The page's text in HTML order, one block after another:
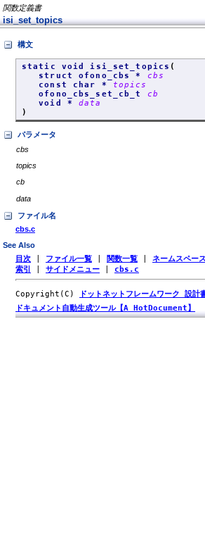
関数定義書
isi_set_topics
構文
static void isi_set_topics (
struct ofono_cbs * cbs
const char * topics
ofono_cbs_set_cb_t cb
void *data
)
パラメータ
cbs
topics
cb
data
ファイル名
cbs.c
See Also
目次 ファイル一覧 関数一覧 ネームスペー
索引
サイドメニュー cbs.c
Copyright(C) ドットネットフレームワーク 設計
ドキュメント自動生成ツール【A HotDocument】